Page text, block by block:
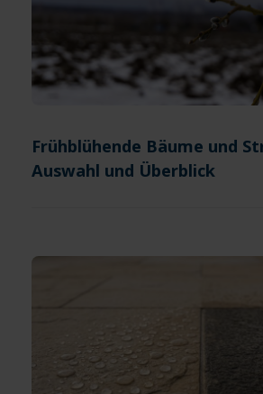
Frühblühende Bäume und
Auswahl und Überblick